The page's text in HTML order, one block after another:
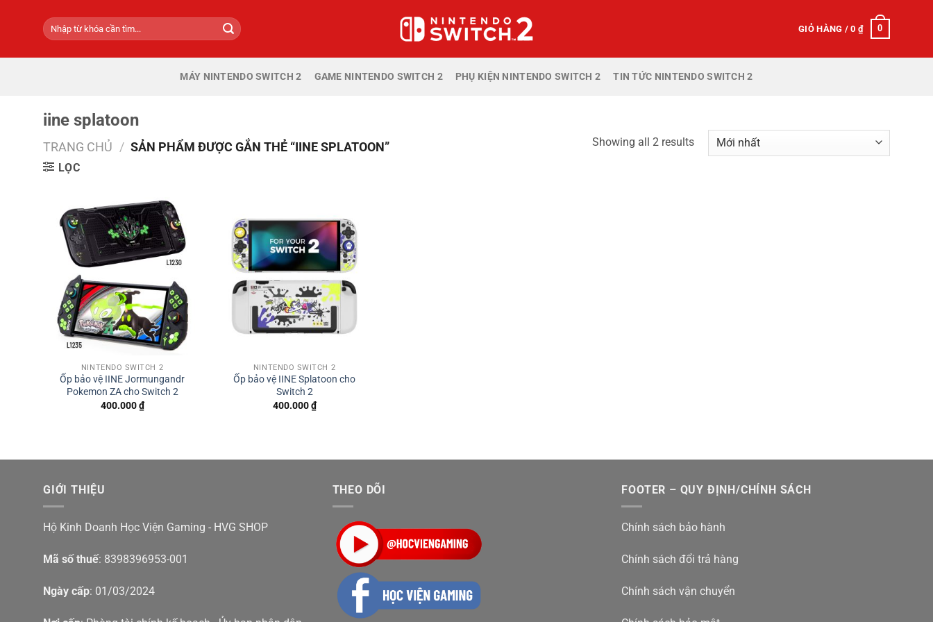
dung
Tìm
kiếm:
GIỎ HÀNG /0 ₫ 0
MÁY NINTENDO SWITCH 2 GAME NINTENDO SWITCH 2 PHỤ KIỆN NINTENDO SWITCH 2 TIN TỨC NINTENDO SWITCH 2
iine splatoon
TRANG CHỦ / SẢN PHẨM ĐƯỢC GẮN THẺ “IINE SPLATOON”
LỌC
Showing all 2 results
NINTENDO SWITCH 2
Ốp bảo vệ IINE Jormungandr
Pokemon ZA cho Switch 2
400.000₫
NINTENDO SWITCH 2
Ốp bảo vệ IINE Splatoon cho
Switch 2
400.000₫
GIỚI THIỆU
Hộ Kinh Doanh Học Viện Gaming - HVG SHOP
Mã số thuế: 8398396953-001
Ngày cấp: 01/03/2024
THEO DÕI FOOTER – QUY ĐỊNH/CHÍNH SÁCH
Chính sách bảo hành
Chính sách đổi trả hàng
Chính sách vận chuyển